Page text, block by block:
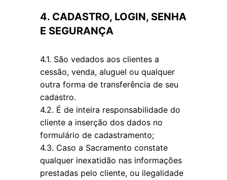
4. CADASTRO, LOGIN, SENHA
E SEGURANÇA
4.1. São vedados aos clientes a
cessão, venda, aluguel ou qualquer
outra forma de transferência de seu
cadastro.
4.2. É de inteira responsabilidade do
cliente a inserção dos dados no
formulário de cadastramento;
4.3. Caso a Sacramento constate
qualquer inexatidão nas informações
prestadas pelo cliente, ou ilegalidade